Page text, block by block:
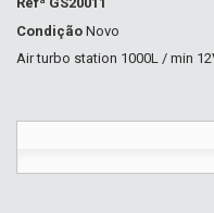
Condição Novo
Air turbo station 1000L / min